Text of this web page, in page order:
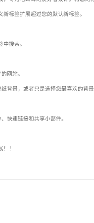
新标签扩展超过您的默认新标签。
中搜索。
网站。
背景，或者只是选择您最喜欢的背
快速链接和共享小部件。
！！